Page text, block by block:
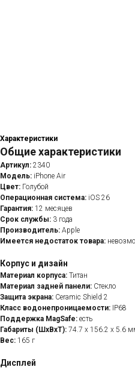
Характеристики
Общие характеристики
Артикул: 2340
Модель: iPhone Air
Цвет: Голубой
Операционная система: iOS 26
Гарантия: 12 месяцев
Срок службы: 3 года
Производитель: Apple
Имеется недостаток товара:
Корпус и дизайн
Материал корпуса: Титан
Материал задней панели: Стекло
Защита экрана: Ceramic Shield 2
Класс водонепроницаемости: IP68
Поддержка MagSafe: есть
Габариты (ШxВxТ): 74.7 x 156.2 x 5.6
Вес: 165 г
Дисплей